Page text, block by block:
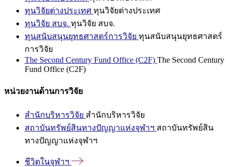
ทุนวิจัยต่างประเทศ ทุนวิจัยต่างประเทศ
ทุนวิจัย สบจ. ทุนวิจัย สบจ.
ทุนสนับสนุนยุทธศาสตร์การวิจัย ทุนสนับสนุนยุทธศาสตร์
การวิจัย
The Second Century Fund Office (C2F) The Second Century
Fund Office (C2F)
หน่วยงานด้านการวิจัย
สำนักบริหารวิจัย สำนักบริหารวิจัย
สถาบันทรัพย์สินทางปัญญาแห่งจุฬาฯ สถาบันทรัพย์สิน
ทางปัญญาแห่งจุฬาฯ
ชีวิตในจุฬาฯ